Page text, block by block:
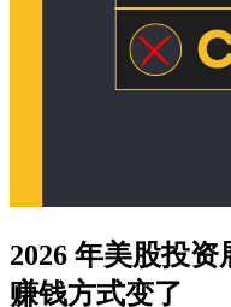
2026 年美股投
赚钱方式变了